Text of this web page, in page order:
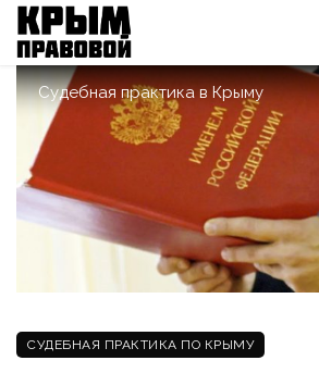
Судебная практика в Крыму
СУДЕБНАЯ ПРАКТИКА ПО КРЫМУ